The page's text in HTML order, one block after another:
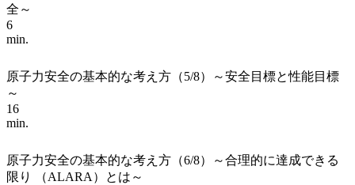
全～
6
min.
原子力安全の基本的な考え方（5/8）～安全目標と性能目標
～
16
min.
原子力安全の基本的な考え方（6/8）～合理的に達成できる
限り （ALARA）とは～